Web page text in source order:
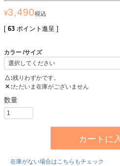
¥3,490税込
[ 63 ポイント進呈 ]
カラー サイズ
△ 残りわずかです。
✕ ただいま在庫がございません
カートに
在庫がない場合はこちらもチェック